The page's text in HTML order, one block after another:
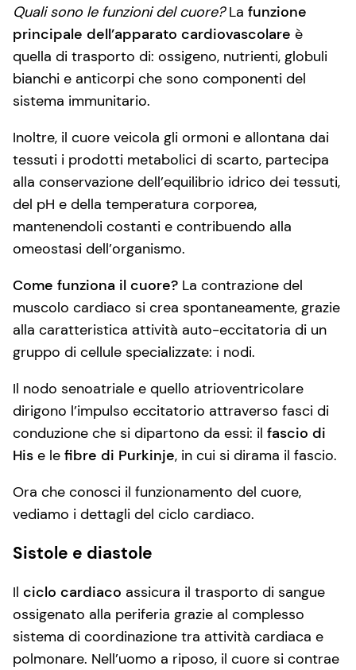
Quali sono le funzioni del cuore?La funzione
principale dell’apparato cardiovascolare è
quella di trasporto di: ossigeno, nutrienti, globuli
bianchi e anticorpi che sono componenti del
sistema immunitario.
Inoltre, il cuore veicola gli ormoni e allontana dai
tessuti i prodotti metabolici di scarto, partecipa
alla conservazione dell’equilibrio idrico dei tessuti,
del pH e della temperatura corporea,
mantenendoli costanti e contribuendo alla
omeostasi dell’organismo.
Come funziona il cuore? La contrazione del
muscolo cardiaco si crea spontaneamente, grazie
alla caratteristica attività auto-eccitatoria di un
gruppo di cellule specializzate: i nodi.
Il nodo senoatriale e quello atrioventricolare
dirigono l’impulso eccitatorio attraverso fasci di
conduzione che si dipartono da essi: il fascio di
His e le fibre di Purkinje, in cui si dirama il fascio.
Ora che conosci il funzionamento del cuore,
vediamo i dettagli del ciclo cardiaco.
Sistole e diastole
Il ciclo cardiaco assicura il trasporto di sangue
ossigenato alla periferia grazie al complesso
sistema di coordinazione tra attività cardiaca e
polmonare. Nell’uomo a riposo, il cuore si contrae